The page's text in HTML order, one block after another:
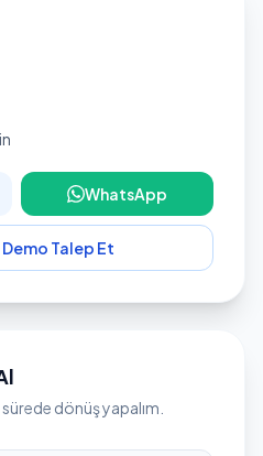
WhatsApp
Talep Et
sürede dönüş yapalım.